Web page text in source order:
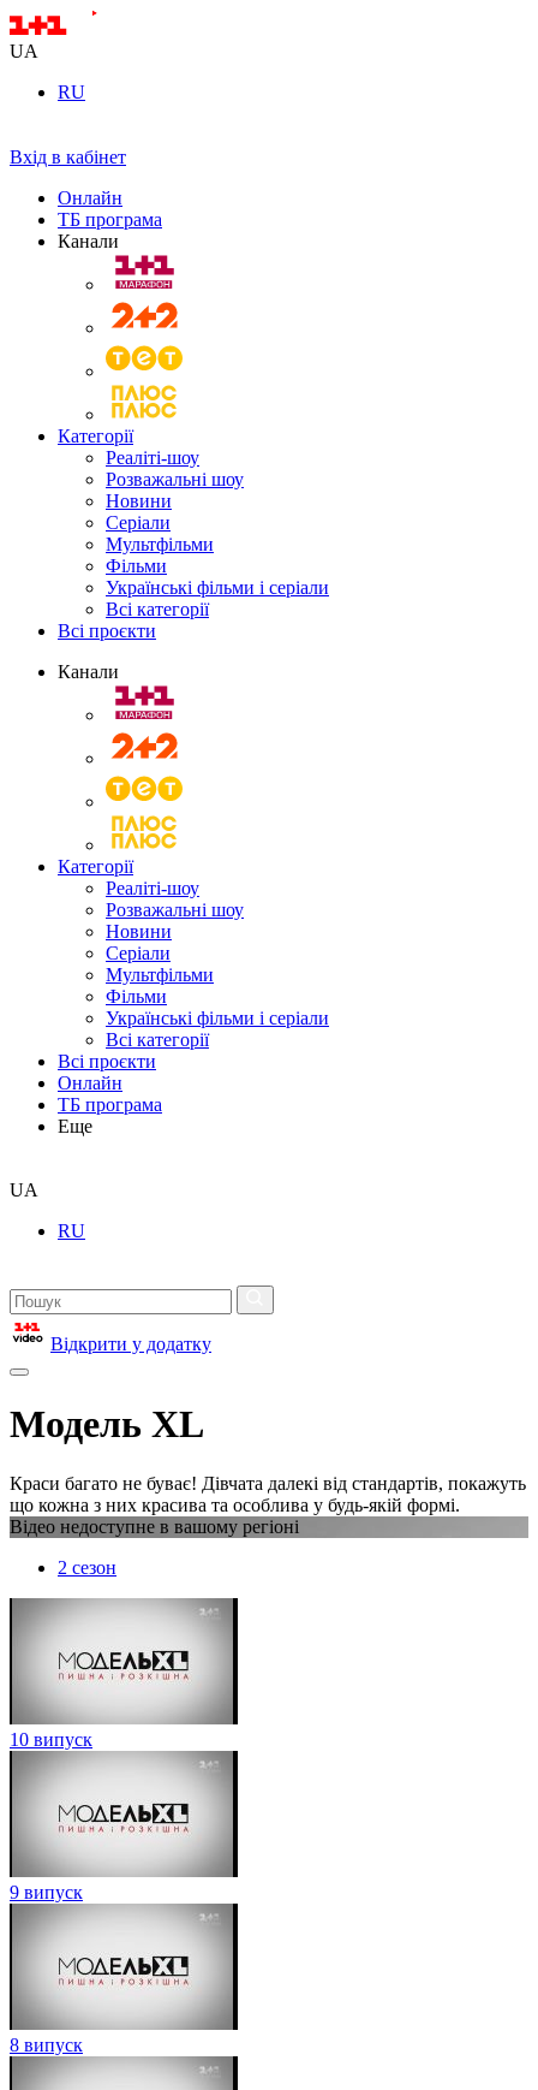
UA
RU
Вхід в кабінет
Онлайн
ТБ програма
Канали
Категорії
Реаліті-шоу
Розважальні шоу
Новини
Серіали
Мультфільми
Фільми
Українські фільми і серіали
Всі категорії
Всі проєкти
Канали
Категорії
Реаліті-шоу
Розважальні шоу
Новини
Серіали
Мультфільми
Фільми
Українські фільми і серіали
Всі категорії
Всі проєкти
Онлайн
ТБ програма
Еще
UA
RU
Відкрити у додатку
Модель XL
Краси багато не буває! Дівчата далекі від стандартів, покажуть
що кожна з них красива та особлива у будь-якій формі.
Відео недоступне в вашому регіоні
2 сезон
10 випуск
9 випуск
8 випуск